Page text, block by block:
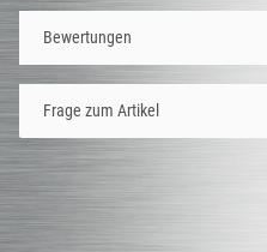
Bewertungen
Frage zum Artikel